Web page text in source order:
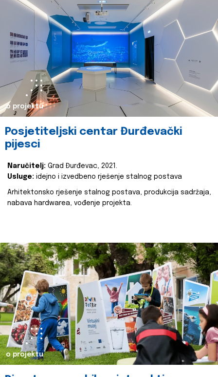
o projektu
Posjetiteljski centar Đurđevački
pijesci
Naručitelj: Grad Đurđevac, 2021.
Usluge: idejno i izvedbeno rješenje stalnog postava
Arhitektonsko rješenje stalnog postava, produkcija sadržaja,
nabava hardwarea, vođenje projekta.
o projektu